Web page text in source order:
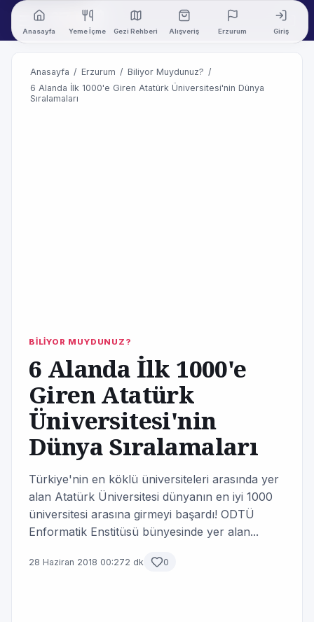
Anasayfa Yeme İçme Gezi Rehberi Alışveriş Erzurum Giriş
Anasayfa / Erzurum / Biliyor Muydunuz? /
6 Alanda İlk 1000'e Giren Atatürk Üniversitesi'nin Dünya
Sıralamaları
BİLİYOR MUYDUNUZ?
6 Alanda İlk 1000'e
Giren Atatürk
Üniversitesi'nin
Dünya Sıralamaları
Türkiye'nin en köklü üniversiteleri arasında yer
alan Atatürk Üniversitesi dünyanın en iyi 1000
üniversitesi arasına girmeyi başardı! ODTÜ
Enformatik Enstitüsü bünyesinde yer alan...
28 Haziran 2018 00:272 dk 0